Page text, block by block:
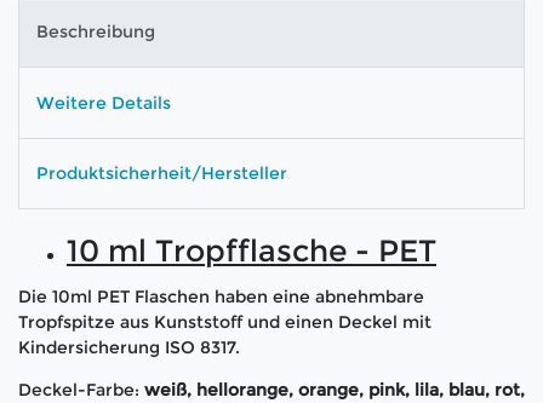
Beschreibung
Weitere Details
Produktsicherheit/Hersteller
10 ml Tropfflasche - PET
Die 10ml PET Flaschen haben eine abnehmbare
Tropfspitze aus Kunststoff und einen Deckel mit
Kindersicherung ISO 8317.
Deckel-Farbe: weiß, hellorange, orange, pink, lila, blau, rot,